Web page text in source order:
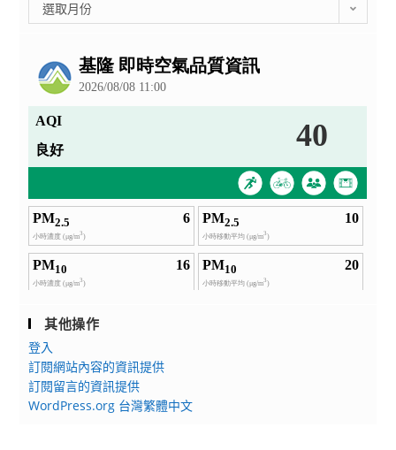
整
選取月份
其他操作
登入
訂閱網站內容的資訊提供
訂閱留言的資訊提供
WordPress.org 台灣繁體中文